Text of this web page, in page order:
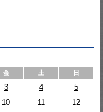
金 土 日
3 4
5
10 11
12